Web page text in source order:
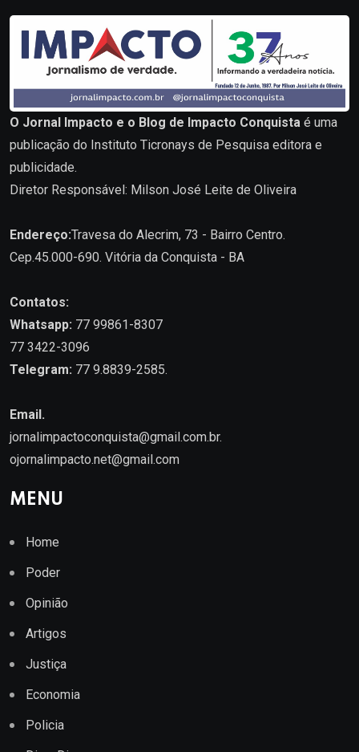
O Jornal Impacto e o Blog de Impacto Conquista é uma
publicação do Instituto Ticronays de Pesquisa editora e
publicidade.
Diretor Responsável: Milson José Leite de Oliveira
Endereço:Travesa do Alecrim, 73 - Bairro Centro.
Cep.45.000-690. Vitória da Conquista - BA
Contatos:
Whatsapp: 77 99861-8307
77 3422-3096
Telegram: 77 9.8839-2585.
Email.
jornalimpactoconquista@gmail.com.br.
ojornalimpacto.net@gmail.com
MENU
Home
Poder
Opinião
Artigos
Justiça
Economia
Policia